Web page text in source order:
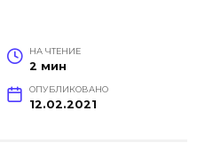
НА ЧТЕНИЕ
2 мин
ОПУБЛИКОВАНО
12.02.2021